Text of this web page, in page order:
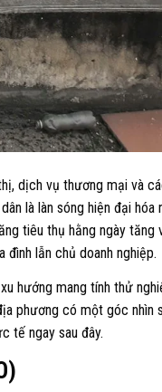
dịch vụ thương mại và
là làn sóng hiện đại hóa
tiêu thụ hằng ngày tăng
lẫn chủ doanh nghiệp.
hướng mang tính thử
phương có một góc nhìn
tế ngay sau đây.